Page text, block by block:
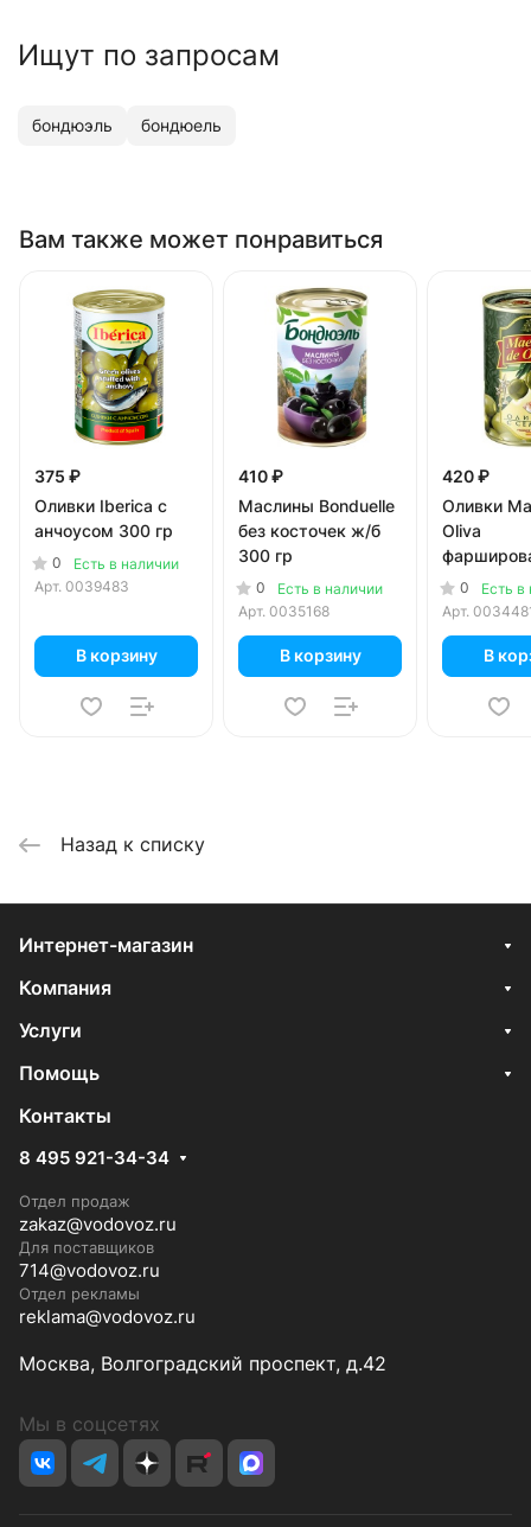
Ищут по запросам
бондюэль бондюель
Вам также может понравиться
375 ₽
Оливки Iberica с
анчоусом 300 гр
0
Есть в наличии
Арт. 0039483
В корзину
410 ₽
Маслины Bonduelle
без косточек ж/б
300 гр
0
Есть в наличии
Арт. 0035168
В корзину
420 ₽
Оливки
Oliva
сёмгой
0
Есть в
Арт.
В
Назад к списку
Интернет-магазин
Компания
Услуги
Помощь
Контакты
8 495 921-34-34
Отдел продаж
zakaz@vodovoz.ru
Для поставщиков
714@vodovoz.ru
Отдел рекламы
reklama@vodovoz.ru
Москва, Волгоградский проспект, д.42
Мы в соцсетях